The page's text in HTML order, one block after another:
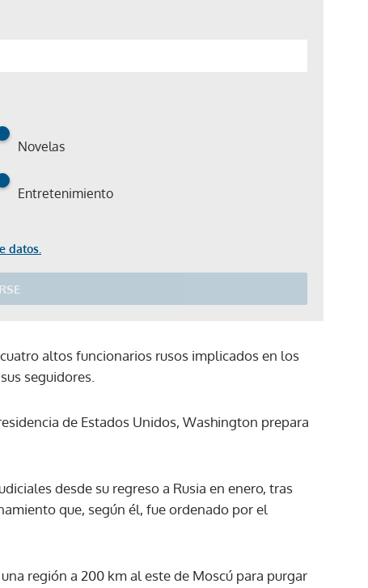
Novelas
Entretenimiento
datos.
altos funcionarios rusos implicados en los
seguidores.
de Estados Unidos, Washington prepara
desde su regreso a Rusia en enero, tras
que, según él, fue ordenado por el
región a 200 km al este de Moscú para purgar